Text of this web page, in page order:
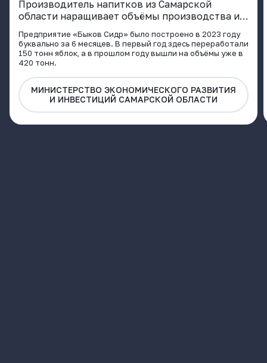
Производитель напитков из Самарской
области наращивает объёмы производства и
расширяет географию поставок
Предприятие «Быков Сидр» было построено в 2023 году
буквально за 6 месяцев. В первый год здесь переработали
150 тонн яблок, а в прошлом году вышли на объёмы уже в
420 тонн.
МИНИСТЕРСТВО ЭКОНОМИЧЕСКОГО РАЗВИТИЯ
И ИНВЕСТИЦИЙ САМАРСКОЙ ОБЛАСТИ